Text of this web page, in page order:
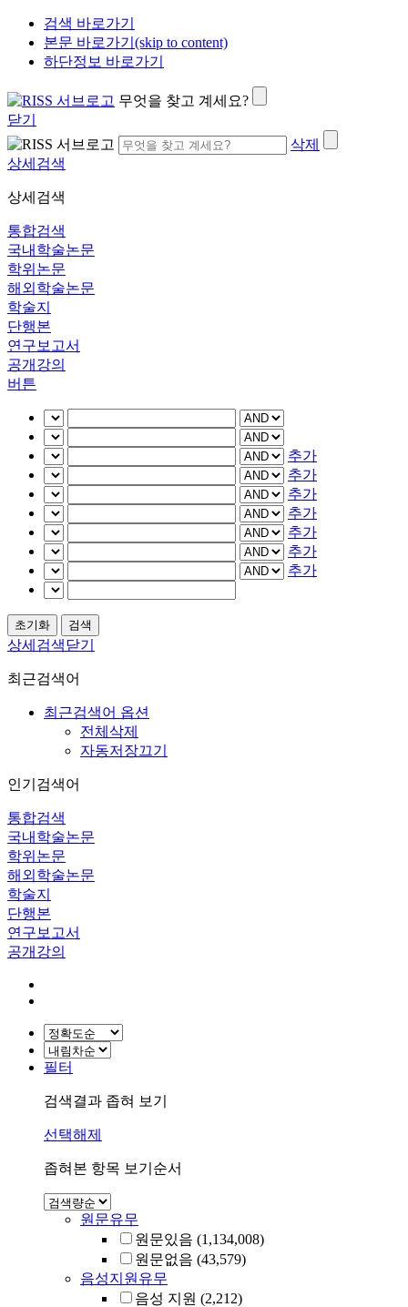
검색 바로가기
본문 바로가기(skip to content)
하단정보 바로가기
무엇을 찾고 계세요?
닫기
삭제
상세검색
상세검색
통합검색
국내학술논문
학위논문
해외학술논문
학술지
단행본
연구보고서
공개강의
버튼
추가
추가
추가
추가
추가
추가
추가
상세검색닫기
최근검색어
최근검색어 옵션
전체삭제
자동저장끄기
인기검색어
통합검색
국내학술논문
학위논문
해외학술논문
학술지
단행본
연구보고서
공개강의
필터
검색결과 좁혀 보기
선택해제
좁혀본 항목 보기순서
원문유무
원문있음 (1,134,008)
원문없음 (43,579)
음성지원유무
음성 지원 (2,212)